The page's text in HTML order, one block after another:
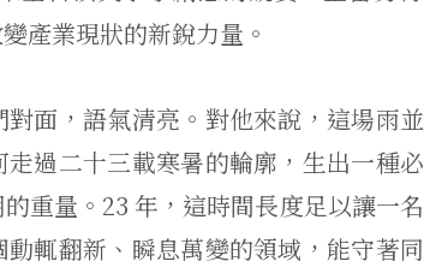
產業現狀的新銳力量。
面，語氣清亮。對他來說，這場雨並
過二十三載寒暑的輪廓，生出一種必
重量。23 年，這時間長度足以讓一名
輒翻新、瞬息萬變的領域，能守著同